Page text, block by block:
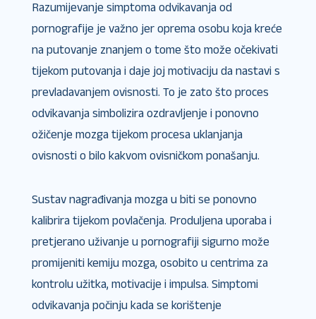
Razumijevanje simptoma odvikavanja od
pornografije je važno jer oprema osobu koja kreće
na putovanje znanjem o tome što može očekivati ​​
tijekom putovanja i daje joj motivaciju da nastavi s
prevladavanjem ovisnosti. To je zato što proces
odvikavanja simbolizira ozdravljenje i ponovno
ožičenje mozga tijekom procesa uklanjanja
ovisnosti o bilo kakvom ovisničkom ponašanju.
Sustav nagrađivanja mozga u biti se ponovno
kalibrira tijekom povlačenja. Produljena uporaba i
pretjerano uživanje u pornografiji sigurno može
promijeniti kemiju mozga, osobito u centrima za
kontrolu užitka, motivacije i impulsa. Simptomi
odvikavanja počinju kada se korištenje